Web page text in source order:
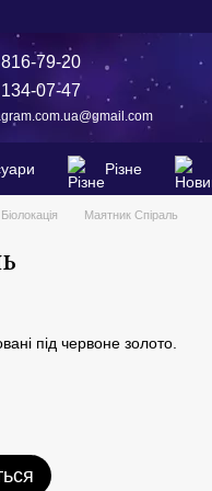
79-20
07-47
Різне
Біолокація Маятник Спіраль
під червоне золото.